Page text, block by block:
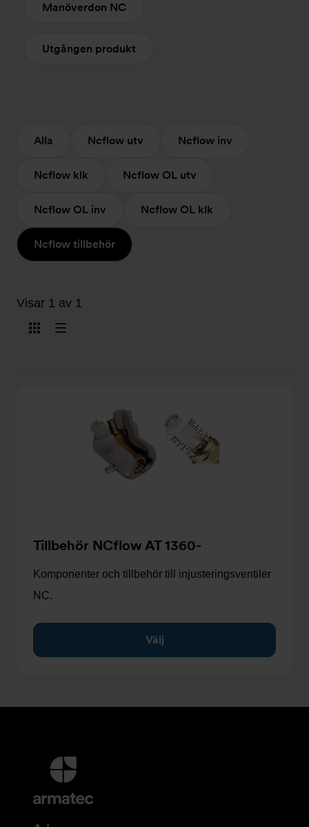
Manöverdon NC
Utgången produkt
Alla Ncflow utv Ncflow inv
Ncflow klk Ncflow OL utv
Ncflow OL inv Ncflow OL klk
Ncflow tillbehör
Visar 1 av 1
Visa
Visa
Tillbehör NCflow AT 1360-
Komponenter och tillbehör till injusteringsventiler
NC.
Välj
Ytterligare
information
och